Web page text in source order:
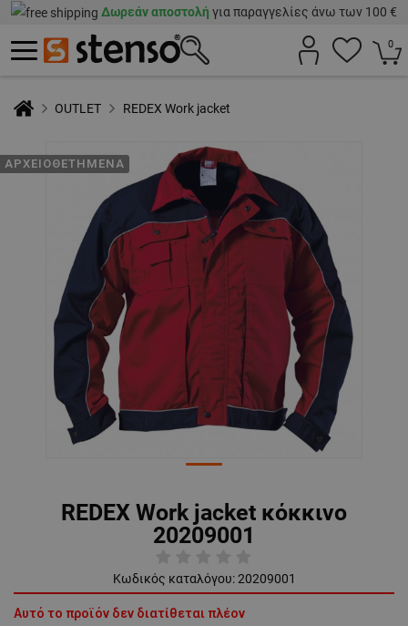
Δωρεάν αποστολή για παραγγελίες άνω των 100 €
0
OUTLET REDEX Work jacket
ΑΡΧΕΙΟΘΕΤΗΜΈΝΑ
REDEX Work jacket κόκκινο
20209001
Κωδικός καταλόγου: 20209001
Αυτό το προϊόν δεν διατίθεται πλέον